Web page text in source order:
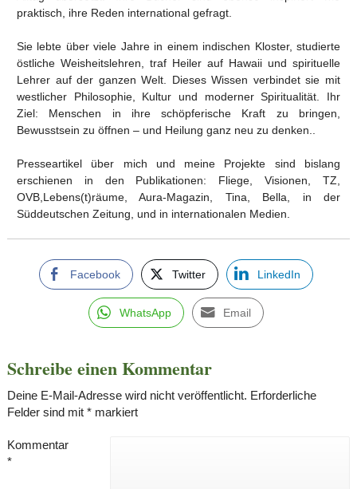
praktisch, ihre Reden international gefragt.
Sie lebte über viele Jahre in einem indischen Kloster, studierte
östliche Weisheitslehren, traf Heiler auf Hawaii und spirituelle
Lehrer auf der ganzen Welt. Dieses Wissen verbindet sie mit
westlicher Philosophie, Kultur und moderner Spiritualität. Ihr
Ziel: Menschen in ihre schöpferische Kraft zu bringen,
Bewusstsein zu öffnen – und Heilung ganz neu zu denken..
Presseartikel über mich und meine Projekte sind bislang
erschienen in den Publikationen: Fliege, Visionen, TZ,
OVB,Lebens(t)räume, Aura-Magazin, Tina, Bella, in der
Süddeutschen Zeitung, und in internationalen Medien.
Facebook Twitter LinkedIn
WhatsApp Email
Schreibe einen Kommentar
Deine E-Mail-Adresse wird nicht veröffentlicht. Erforderliche
Felder sind mit *markiert
Kommentar
*